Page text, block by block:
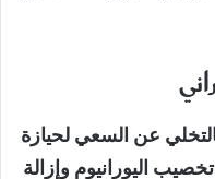
عن السعي لحيازة
اليورانيوم وإزالة